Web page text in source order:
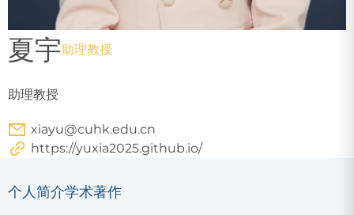
夏宇助理教授
助理教授
xiayu@cuhk.edu.cn
https://yuxia2025.github.io/
个人简介学术著作